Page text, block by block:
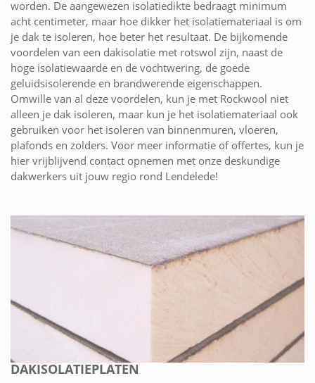
worden. De aangewezen isolatiedikte bedraagt minimum
acht centimeter, maar hoe dikker het isolatiemateriaal is om
je dak te isoleren, hoe beter het resultaat. De bijkomende
voordelen van een dakisolatie met rotswol zijn, naast de
hoge isolatiewaarde en de vochtwering, de goede
geluidsisolerende en brandwerende eigenschappen.
Omwille van al deze voordelen, kun je met Rockwool niet
alleen je dak isoleren, maar kun je het isolatiemateriaal ook
gebruiken voor het isoleren van binnenmuren, vloeren,
plafonds en zolders. Voor meer informatie of offertes, kun je
hier vrijblijvend contact opnemen met onze deskundige
dakwerkers uit jouw regio rond Lendelede!
DAKISOLATIEPLATEN